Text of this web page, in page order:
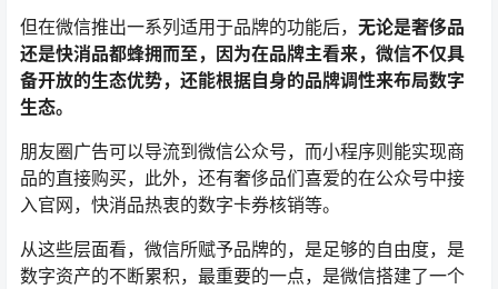
但在微信推出一系列适用于品牌的功能后， 无论是奢侈品
还是快消品都蜂拥而至，因为在品牌主看来，微信不仅具
备开放的生态优势，还能根据自身的品牌调性来布局数字
生态。
朋友圈广告可以导流到微信公众号，而小程序则能实现商
品的直接购买，此外，还有奢侈品们喜爱的在公众号中接
入官网，快消品热衷的数字卡券核销等。
从这些层面看，微信所赋予品牌的，是足够的自由度，是
数字资产的不断累积，最重要的一点，是微信搭建了一个